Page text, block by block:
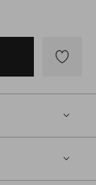
til